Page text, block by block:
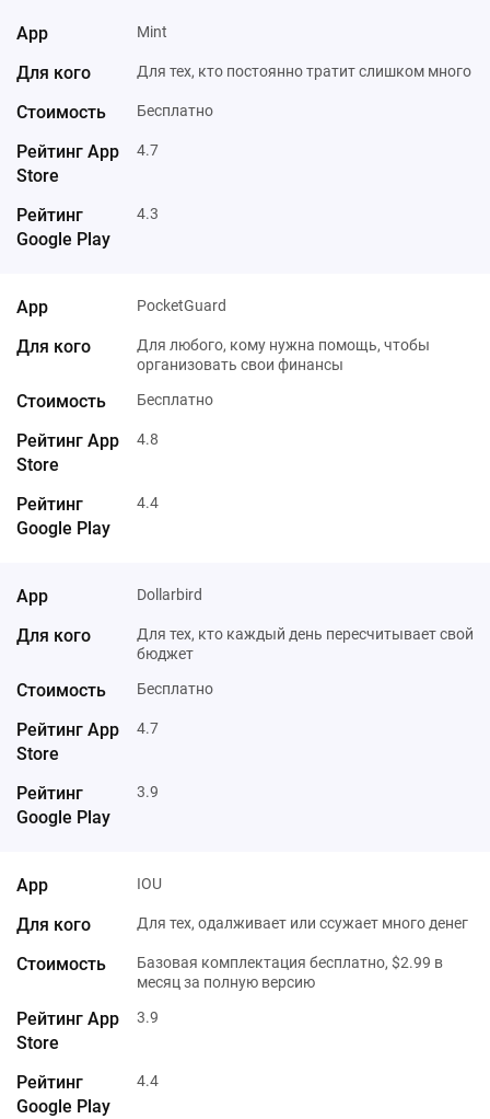
Mint
Для тех, кто постоянно тратит слишком много
Бесплатно
4.7
4.3
PocketGuard
Для любого, кому нужна помощь, чтобы
организовать свои финансы
Бесплатно
4.8
4.4
Dollarbird
Для тех, кто каждый день пересчитывает свой
бюджет
Бесплатно
4.7
3.9
IOU
Для тех, одалживает или ссужает много денег
Базовая комплектация бесплатно, $2.99 в
месяц за полную версию
3.9
4.4